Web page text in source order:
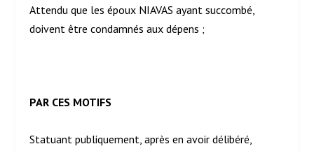
Attendu que les époux NIAVAS ayant succombé,
doivent être condamnés aux dépens ;
PAR CES MOTIFS
Statuant publiquement, après en avoir délibéré,